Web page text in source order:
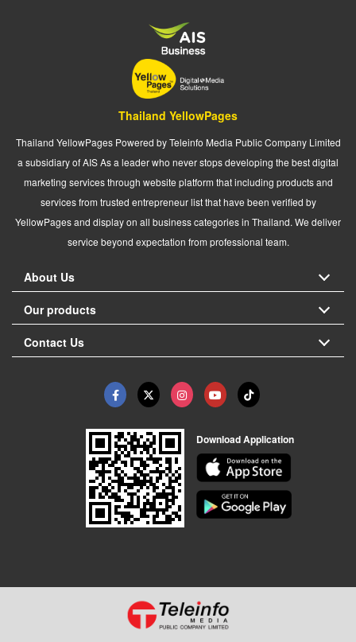
Thailand YellowPages
Thailand YellowPages Powered by Teleinfo Media Public Company Limited
a subsidiary of AIS As a leader who never stops developing the best digital
marketing services through website platform that including products and
services from trusted entrepreneur list that have been verified by
YellowPages and display on all business categories in Thailand. We deliver
service beyond expectation from professional team.
About Us
Our products
Contact Us
Download Application